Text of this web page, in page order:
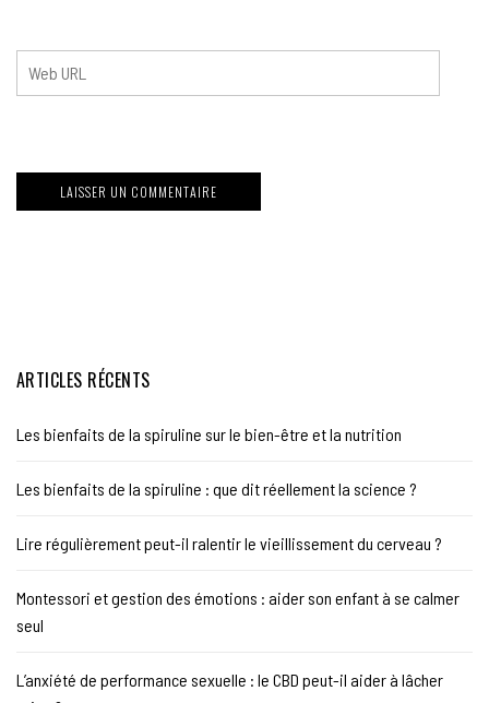
ARTICLES RÉCENTS
Les bienfaits de la spiruline sur le bien-être et la nutrition
Les bienfaits de la spiruline : que dit réellement la science ?
Lire régulièrement peut-il ralentir le vieillissement du cerveau ?
Montessori et gestion des émotions : aider son enfant à se calmer
seul
L’anxiété de performance sexuelle : le CBD peut-il aider à lâcher